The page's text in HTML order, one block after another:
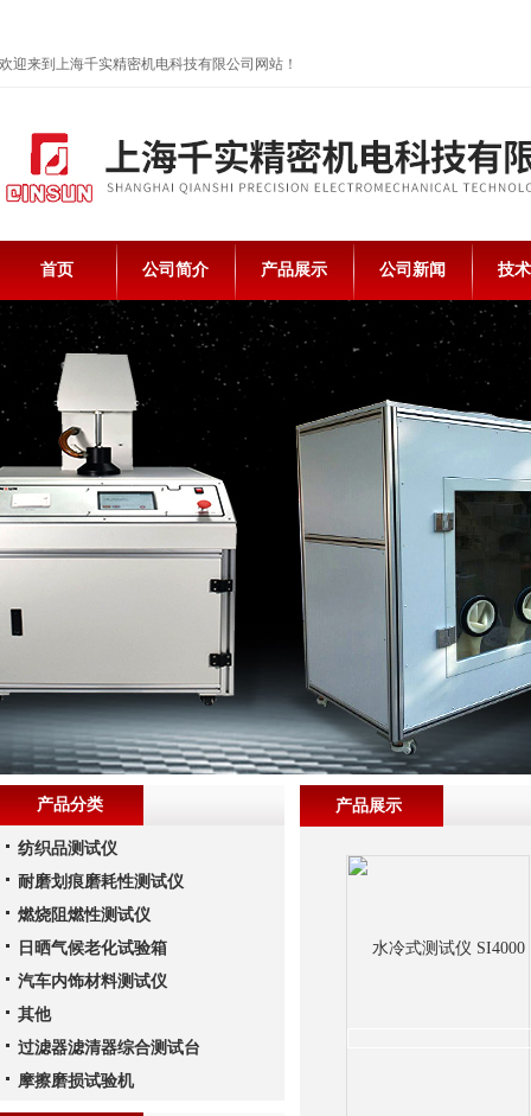
欢迎来到上海千实精密机电科技有限公司网站！
首页 公司简介 产品展示 公司新闻 技
产品展示
产品分类
纺织品测试仪
耐磨划痕磨耗性测试仪
燃烧阻燃性测试仪
日晒气候老化试验箱
汽车内饰材料测试仪
其他
过滤器滤清器综合测试台
摩擦磨损试验机